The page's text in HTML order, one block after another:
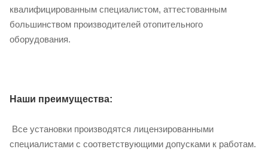
квалифицированным специалистом, аттестованным
большинством производителей отопительного
оборудования.
Наши преимущества:
Все установки производятся лицензированными
специалистами с соответствующими допусками к работам.